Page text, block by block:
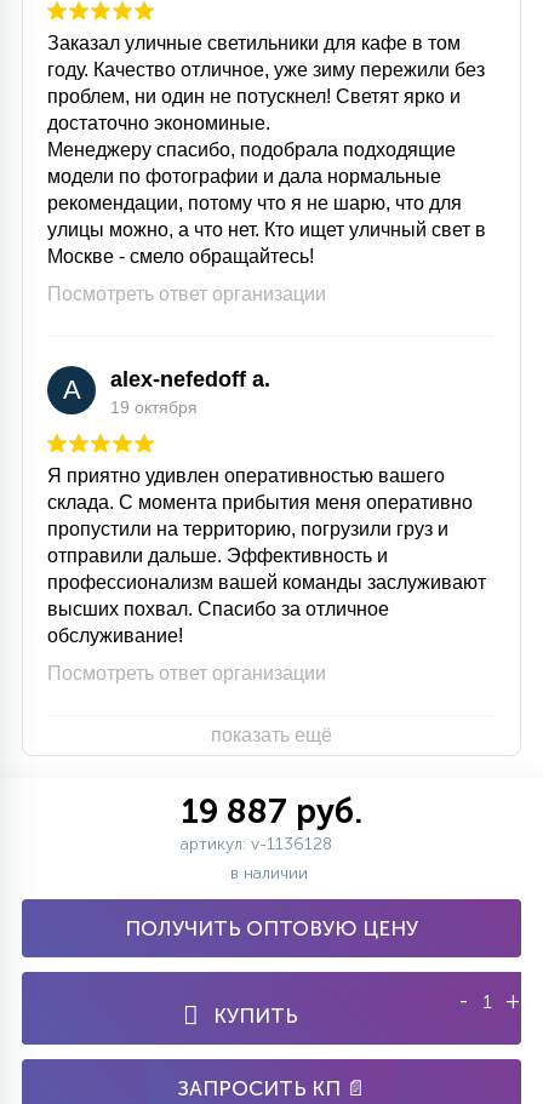
Заказал уличные светильники для кафе в том
году. Качество отличное, уже зиму пережили без
проблем, ни один не потускнел! Светят ярко и
достаточно экономиные.
Менеджеру спасибо, подобрала подходящие
модели по фотографии и дала нормальные
рекомендации, потому что я не шарю, что для
улицы можно, а что нет. Кто ищет уличный свет в
Москве - смело обращайтесь!
Посмотреть ответ организации
A alex-nefedoff a.
19 октября
Я приятно удивлен оперативностью вашего
склада. С момента прибытия меня оперативно
пропустили на территорию, погрузили груз и
отправили дальше. Эффективность и
профессионализм вашей команды заслуживают
высших похвал. Спасибо за отличное
обслуживание!
Посмотреть ответ организации
показать ещё
19 887 руб.
артикул: v-1136128
в наличии
ПОЛУЧИТЬ ОПТОВУЮ ЦЕНУ
КУПИТЬ
- +
ЗАПРОСИТЬ КП 📄